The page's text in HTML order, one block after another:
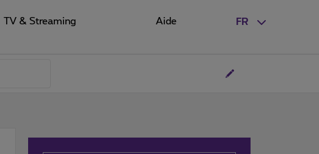
FR
TV & Streaming Aide